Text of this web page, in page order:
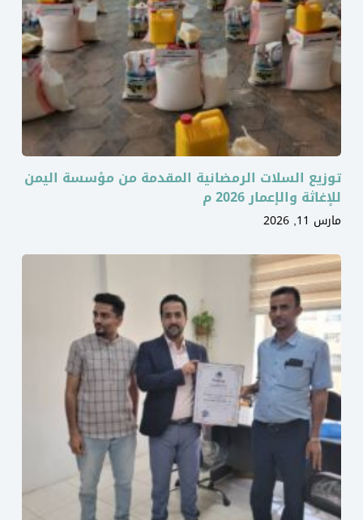
توزيع السلات الرمضانية المقدمة من مؤسسة اليمن
للإغاثة والإعمار 2026 م
مارس 11, 2026